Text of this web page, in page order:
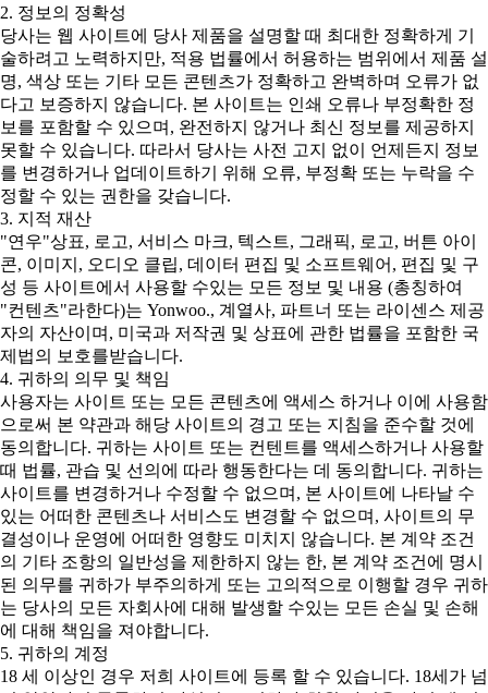
2. 정보의 정확성
당사는 웹 사이트에 당사 제품을 설명할 때 최대한 정확하게 기
술하려고 노력하지만, 적용 법률에서 허용하는 범위에서 제품 설
명, 색상 또는 기타 모든 콘텐츠가 정확하고 완벽하며 오류가 없
다고 보증하지 않습니다. 본 사이트는 인쇄 오류나 부정확한 정
보를 포함할 수 있으며, 완전하지 않거나 최신 정보를 제공하지
못할 수 있습니다. 따라서 당사는 사전 고지 없이 언제든지 정보
를 변경하거나 업데이트하기 위해 오류, 부정확 또는 누락을 수
정할 수 있는 권한을 갖습니다.
3. 지적 재산
"연우"상표, 로고, 서비스 마크, 텍스트, 그래픽, 로고, 버튼 아이
콘, 이미지, 오디오 클립, 데이터 편집 및 소프트웨어, 편집 및 구
성 등 사이트에서 사용할 수있는 모든 정보 및 내용 (총칭하여
"컨텐츠"라한다)는 Yonwoo., 계열사, 파트너 또는 라이센스 제공
자의 자산이며, 미국과 저작권 및 상표에 관한 법률을 포함한 국
제법의 보호를받습니다.
4. 귀하의 의무 및 책임
사용자는 사이트 또는 모든 콘텐츠에 액세스 하거나 이에 사용함
으로써 본 약관과 해당 사이트의 경고 또는 지침을 준수할 것에
동의합니다. 귀하는 사이트 또는 컨텐트를 액세스하거나 사용할
때 법률, 관습 및 선의에 따라 행동한다는 데 동의합니다. 귀하는
사이트를 변경하거나 수정할 수 없으며, 본 사이트에 나타날 수
있는 어떠한 콘텐츠나 서비스도 변경할 수 없으며, 사이트의 무
결성이나 운영에 어떠한 영향도 미치지 않습니다. 본 계약 조건
의 기타 조항의 일반성을 제한하지 않는 한, 본 계약 조건에 명시
된 의무를 귀하가 부주의하게 또는 고의적으로 이행할 경우 귀하
는 당사의 모든 자회사에 대해 발생할 수있는 모든 손실 및 손해
에 대해 책임을 져야합니다.
5. 귀하의 계정
18 세 이상인 경우 저희 사이트에 등록 할 수 있습니다. 18세가 넘